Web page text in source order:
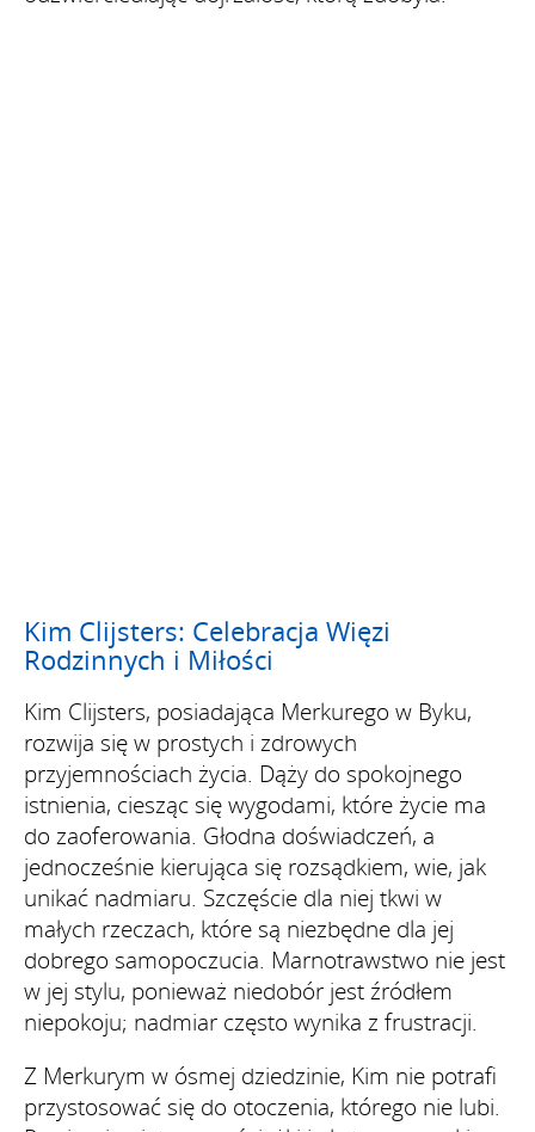
Kim Clijsters: Celebracja Więzi
Rodzinnych i Miłości
Kim Clijsters, posiadająca Merkurego w Byku,
rozwija się w prostych i zdrowych
przyjemnościach życia. Dąży do spokojnego
istnienia, ciesząc się wygodami, które życie ma
do zaoferowania. Głodna doświadczeń, a
jednocześnie kierująca się rozsądkiem, wie, jak
unikać nadmiaru. Szczęście dla niej tkwi w
małych rzeczach, które są niezbędne dla jej
dobrego samopoczucia. Marnotrawstwo nie jest
w jej stylu, ponieważ niedobór jest źródłem
niepokoju; nadmiar często wynika z frustracji.
Z Merkurym w ósmej dziedzinie, Kim nie potrafi
przystosować się do otoczenia, którego nie lubi.